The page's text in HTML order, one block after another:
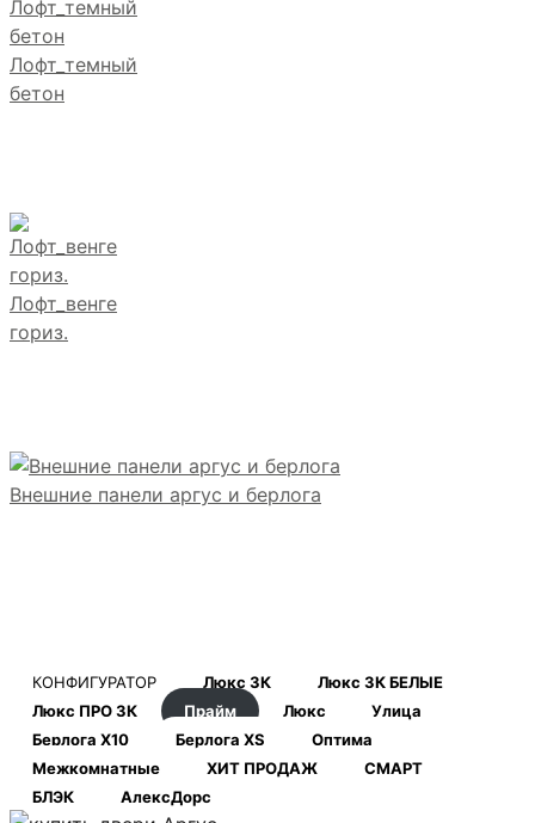
Лофт_темный
бетон
Лофт_венге
гориз.
Внешние панели аргус и берлога
КОНФИГУРАТОР Люкс 3К
Люкс 3К БЕЛЫЕ
Люкс ПРО 3К
Прайм Люкс
Улица
Берлога Х10
Берлога XS
Оптима
Межкомнатные
ХИТ ПРОДАЖ
СМАРТ
БЛЭК
АлексДорс